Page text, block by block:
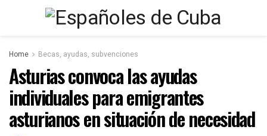
Home Becas, ayudas, subvenciones
Asturias convoca las ayudas
individuales para emigrantes
asturianos en situación de necesidad